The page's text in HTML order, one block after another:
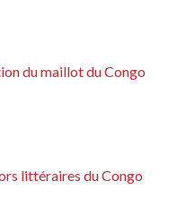
du maillot du Congo
littéraires du Congo